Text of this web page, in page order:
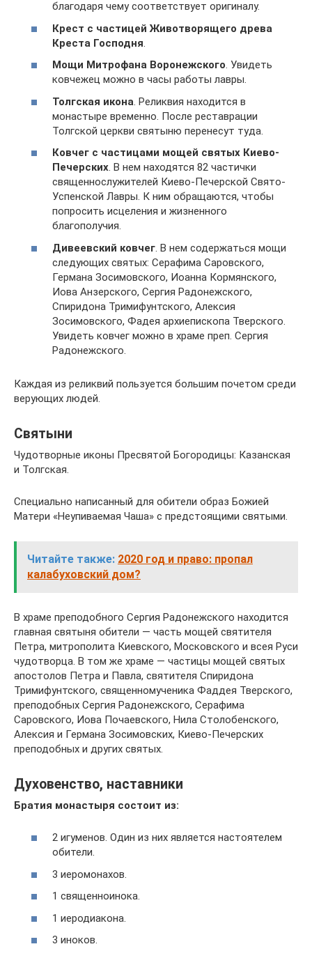
благодаря чему соответствует оригиналу.
Крест с частицей Животворящего древа
Креста Господня.
Мощи Митрофана Воронежского. Увидеть
ковчежец можно в часы работы лавры.
Толгская икона. Реликвия находится в
монастыре временно. После реставрации
Толгской церкви святыню перенесут туда.
Ковчег с частицами мощей святых Киево-
Печерских. В нем находятся 82 частички
священнослужителей Киево-Печерской Свято-
Успенской Лавры. К ним обращаются, чтобы
попросить исцеления и жизненного
благополучия.
Дивеевский ковчег. В нем содержаться мощи
следующих святых: Серафима Саровского,
Германа Зосимовского, Иоанна Кормянского,
Иова Анзерского, Сергия Радонежского,
Спиридона Тримифунтского, Алексия
Зосимовского, Фадея архиепископа Тверского.
Увидеть ковчег можно в храме преп. Сергия
Радонежского.
Каждая из реликвий пользуется большим почетом среди
верующих людей.
Святыни
Чудотворные иконы Пресвятой Богородицы: Казанская
и Толгская.
Специально написанный для обители образ Божией
Матери «Неупиваемая Чаша» с предстоящими святыми.
Читайте также: 2020 год и право: пропал
калабуховский дом?
В храме преподобного Сергия Радонежского находится
главная святыня обители — часть мощей святителя
Петра, митрополита Киевского, Московского и всея Руси
чудотворца. В том же храме — частицы мощей святых
апостолов Петра и Павла, святителя Спиридона
Тримифунтского, священномученика Фаддея Тверского,
преподобных Сергия Радонежского, Серафима
Саровского, Иова Почаевского, Нила Столобенского,
Алексия и Германа Зосимовских, Киево-Печерских
преподобных и других святых.
Духовенство, наставники
Братия монастыря состоит из:
2 игуменов. Один из них является настоятелем
обители.
3 иеромонахов.
1 священноинока.
1 иеродиакона.
3 иноков.